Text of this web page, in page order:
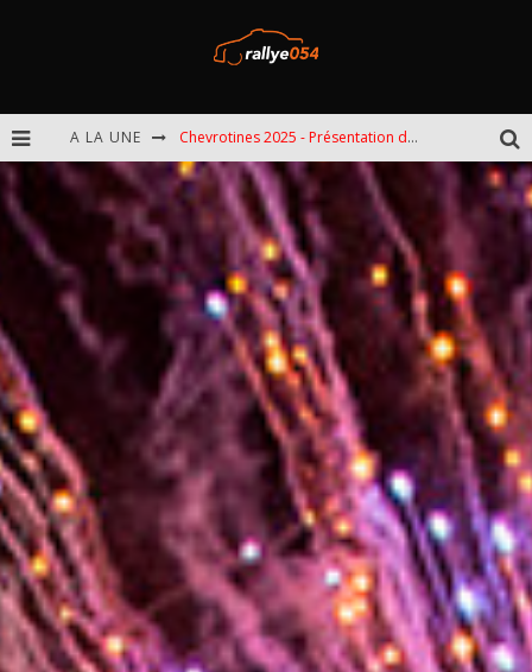
A LA UNE Chevrotines 2025 - Présentation de l'épreuve
Omloop 2025 - Présentation de l'épreuve
Spa 2025 - Présentation de l'épreuve